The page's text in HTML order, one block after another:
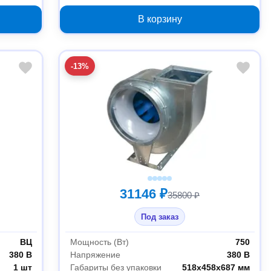
1000
0 градусов с двигателем 0.75/1000
03.02.216888
В корзину
ВЦ
380 В
1 шт
-13%
31146 ₽35800 ₽
Под заказ
Мощность (Вт)
750
Напряжение
380 В
Габариты без упаковки
518х458х687 мм